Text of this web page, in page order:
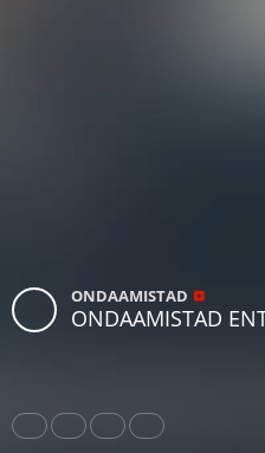
ONDAAMISTAD
ONDAAMISTAD
Share Like